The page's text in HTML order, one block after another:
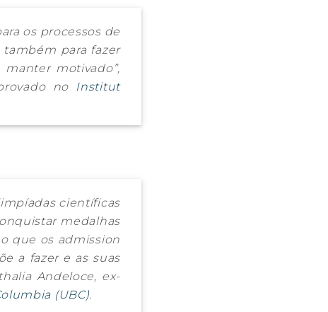
os processos de
para fazer
motivado”,
no Institut
científicas
medalhas
que os admission
a fazer e as suas
Andeloce, ex-
(UBC).